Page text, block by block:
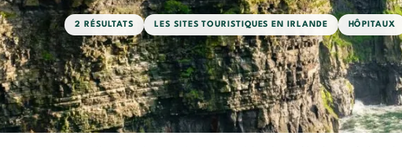
2 RÉSULTATS LES SITES TOURISTIQUES EN IRLANDE HÔPITAUX